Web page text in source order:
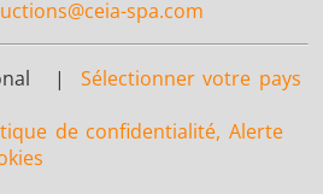
@ceia-spa.com
| Sélectionner votre pays
de confidentialité, Alerte